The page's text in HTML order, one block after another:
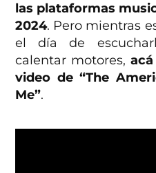
las plataformas
2024. Pero mientras
el día de
calentar motores,
video de “The
Me”.